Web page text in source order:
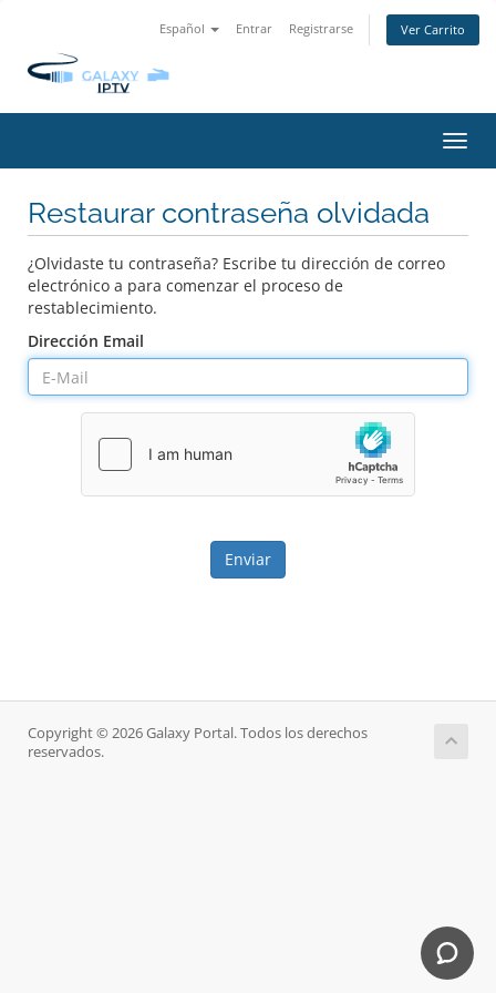
Español Entrar Registrarse Ver Carrito
Restaurar contraseña olvidada
¿Olvidaste tu contraseña? Escribe tu dirección de correo
electrónico a para comenzar el proceso de
restablecimiento.
Dirección Email
Enviar
Copyright © 2026 Galaxy Portal. Todos los derechos
reservados.